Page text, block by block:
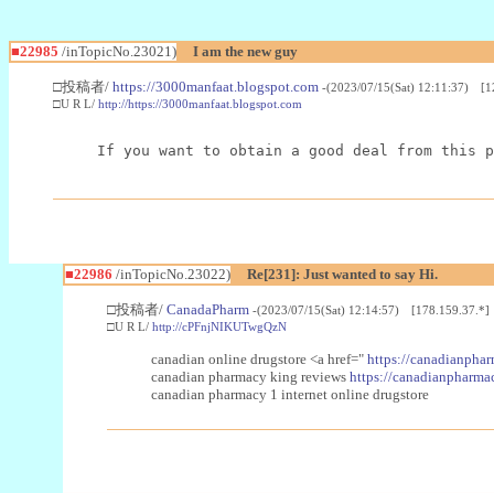
■22985 /inTopicNo.23021) I am the new guy
□投稿者/ https://3000manfaat.blogspot.com -(2023/07/15(Sat) 12:11:37)
□U R L/ http://https://3000manfaat.blogspot.com
If you want to obtain a good deal from this
■22986 /inTopicNo.23022) Re[231]: Just wanted to say Hi.
□投稿者/ CanadaPharm -(2023/07/15(Sat) 12:14:57) [178.159.37.*]
□U R L/ http://cPFnjNIKUTwgQzN
canadian online drugstore <a href=" https://
canadian pharmacy king reviews https://
canadian pharmacy 1 internet online drugstore